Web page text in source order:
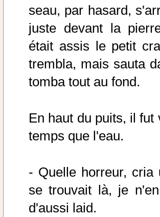
seau, par hasard,
juste devant la
était assis le petit
trembla, mais sauta
tomba tout au fond.
En haut du puits, il fut
temps que l'eau.
- Quelle horreur, cria
se trouvait là, je
d'aussi laid.